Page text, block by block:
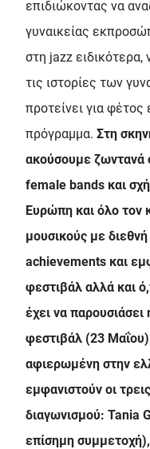
επιδιώκοντας να
γυναικείας
στη jazz ειδικότερα,
τις ιστορίες των
προτείνει για
πρόγραμμα. Στη
ακούσουμε ζωντανά
female bands και
Ευρώπη και όλο τον
μουσικούς με
achievements και
φεστιβάλ αλλά και
έχει να
φεστιβάλ (23 Μαΐου)
αφιερωμένη στην
εμφανιστούν οι
διαγωνισμού: Tania
επίσημη